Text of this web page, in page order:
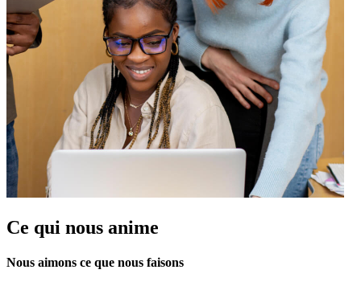
Ce qui nous anime
Nous aimons ce que nous faisons